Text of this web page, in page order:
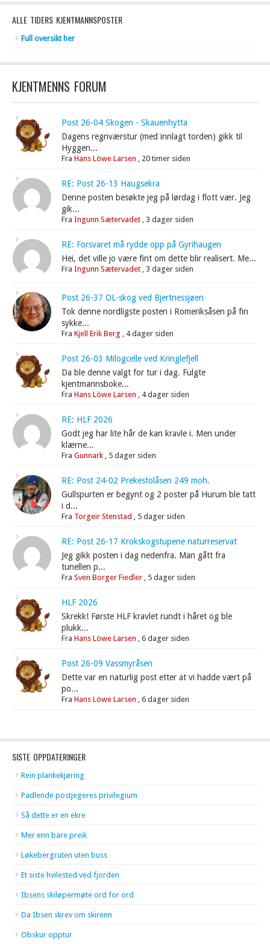
ALLE TIDERS KJENTMANNSPOSTER
Full oversikt her
KJENTMENNS FORUM
Post 26-04 Skogen - Skauenhytta
Dagens regnværstur (med innlagt torden) gikk til
Hyggen...
FraHans Löwe Larsen , 20 timer siden
RE: Post 26-13 Haugsekra
Denne posten besøkte jeg på lørdag i flott vær. Jeg
gik...
FraIngunn Sætervadet ,3 dager siden
RE: Forsvaret må rydde opp på Gyrihaugen
Hei, det ville jo være fint om dette blir realisert. Me...
FraIngunn Sætervadet ,3 dager siden
Post 26-37 OL-skog ved Bjertnessjøen
Tok denne nordligste posten i Romeriksåsen på fin
sykke...
FraKjell Erik Berg , 4 dager siden
Post 26-03 Milogcelle ved Kringlefjell
Da ble denne valgt for tur i dag. Fulgte
kjentmannsboke...
FraHans Löwe Larsen , 4 dager siden
RE: HLF 2026
Godt jeg har lite hår de kan kravle i. Men under
klærne...
FraGunnark , 5 dager siden
RE: Post 24-02 Prekestolåsen 249 moh.
Gullspurten er begynt og 2 poster på Hurum ble tatt
i d...
Fra Torgeir Stenstad , 5 dager siden
RE: Post 26-17 Krokskogstupene naturreservat
Jeg gikk posten i dag nedenfra. Man gått fra
tunellen p...
FraSven Borger Fiedler , 5 dager siden
HLF 2026
Skrekk! Første HLF kravlet rundt i håret og ble
plukk...
FraHans Löwe Larsen ,6 dager siden
Post 26-09 Vassmyråsen
Dette var en naturlig post etter at vi hadde vært på
po...
FraHans Löwe Larsen ,6 dager siden
SISTE OPPDATERINGER
Rein plankekjøring
Padlende postjegeres privilegium
Så dette er en ekre
Mer enn bare preik
Løkebergruten uten buss
Et siste hvilested ved fjorden
Ibsens skiløpermøte ord for ord
Da Ibsen skrev om skirenn
Obskur opptur